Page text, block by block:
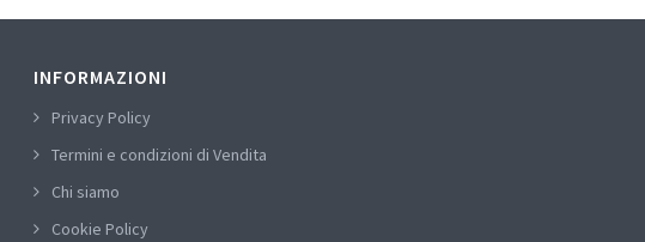
INFORMAZIONI
Privacy Policy
Termini e condizioni di Vendita
Chi siamo
Cookie Policy